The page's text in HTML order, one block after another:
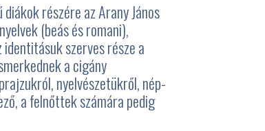
részére az Arany János
(beás és romani),
szerves része a
a cigány
nyelvészetükről, nép-
a felnőttek számára pedig